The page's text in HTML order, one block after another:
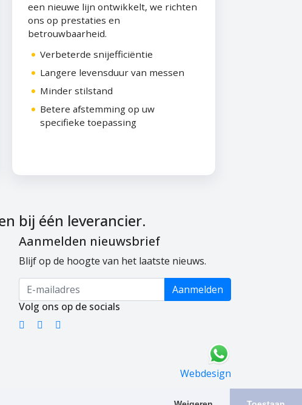
een nieuwe lijn ontwikkelt, we richten
ons op prestaties en
betrouwbaarheid.
Verbeterde snijefficiëntie
Langere levensduur van messen
Minder stilstand
Betere afstemming op uw
specifieke toepassing
bij één leverancier.
Aanmelden nieuwsbrief
Blijf op de hoogte van het laatste nieuws.
Aanmelden
Volg ons op de socials
Webdesign